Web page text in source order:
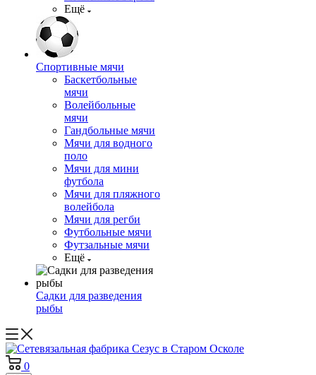
Ещё
Спортивные мячи
Баскетбольные
мячи
Волейбольные
мячи
Гандбольные мячи
Мячи для водного
поло
Мячи для мини
футбола
Мячи для пляжного
волейбола
Мячи для регби
Футбольные мячи
Футзальные мячи
Ещё
Садки для разведения
рыбы
0